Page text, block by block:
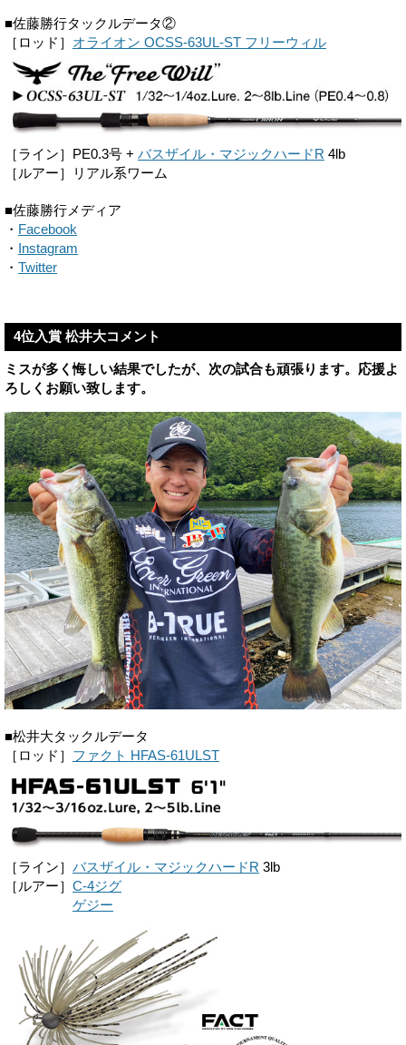
■佐藤勝行タックルデータ②
［ロッド］ オライオン OCSS-63UL-ST フリーウィル
［ライン］PE0.3号 + バスザイル・マジックハードR 4lb
［ルアー］リアル系ワーム
■佐藤勝行メディア
・ Facebook
・
Instagram
・ Twitter
4位入賞 松井大コメント
ミスが多く悔しい結果でしたが、次の試合も頑張ります。応援よ
ろしくお願い致します。
■松井大タックルデータ
［ロッド］ ファクト HFAS-61ULST
［ライン］ バスザイル・マジックハードR 3lb
［ルアー］ C-4ジグ
ゲジー